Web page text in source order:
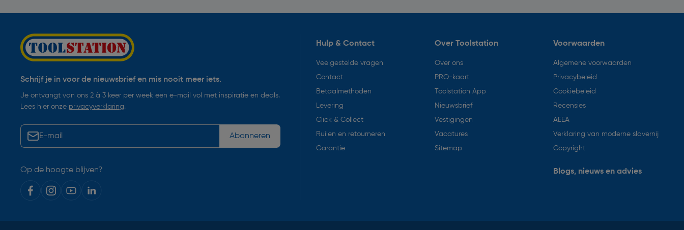
Schrijf je in voor de nieuwsbrief en mis nooit meer iets.
Je ontvangt van ons 2 à 3 keer per week een e-mail vol met inspiratie en deals.
Lees hier onze privacyverklaring.
Abonneren
Op de hoogte blijven?
Hulp & Contact
Veelgestelde vragen
Contact
Betaalmethoden
Levering
Click & Collect
Ruilen en retourneren
Garantie
Over Toolstation
Over ons
PRO-kaart
Toolstation App
Nieuwsbrief
Vestigingen
Vacatures
Sitemap
Voorwaarden
Algemene voorwaarden
Privacybeleid
Cookiebeleid
Recensies
AEEA
Verklaring van moderne slavernij
Copyright
Blogs, nieuws en advies